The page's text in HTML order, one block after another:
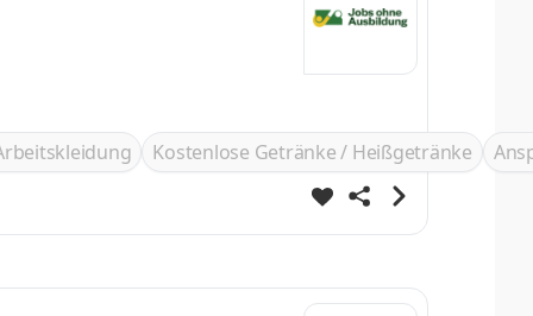
Kostenlose Getränke / Heißgetränke